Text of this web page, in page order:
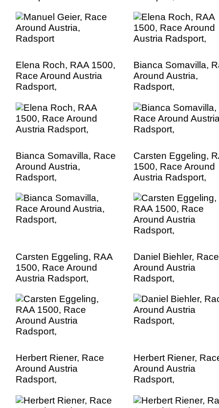
Elena Roch, RAA 1500,
Race Around Austria
Radsport,
Bianca Somavilla,
Around Austria,
Radsport,
Bianca Somavilla, Race
Around Austria,
Radsport,
Carsten Eggeling,
1500, Race Around
Austria Radsport,
Carsten Eggeling, RAA
1500, Race Around
Austria Radsport,
Daniel Biehler, Race
Around Austria
Radsport,
Herbert Riener, Race
Around Austria
Radsport,
Herbert Riener,
Around Austria
Radsport,